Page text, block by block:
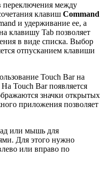
переключения между
клавиш Command
и удерживание ее, а
клавишу Tab позволяет
в виде списка. Выбор
отпусканием клавиши
Touch Bar на
Touch Bar появляется
значки открытых
приложения позволяет
или мышь для
Для этого нужно
или вправо по